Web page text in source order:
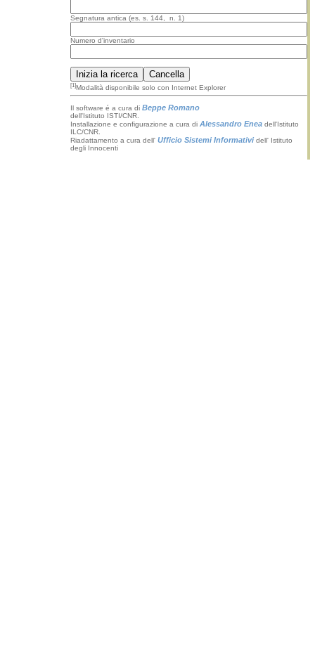
Segnatura antica (es. s. 144, n. 1)
Numero d'inventario
[1]Modalità disponibile solo con Internet Explorer
Il software é a cura di Beppe Romano
dell'Istituto ISTI/CNR.
Installazione e configurazione a cura di Alessandro Eneadell'Istituto
ILC/CNR.
Riadattamento a cura dell' Ufficio Sistemi Informatividell' Istituto
degli Innocenti